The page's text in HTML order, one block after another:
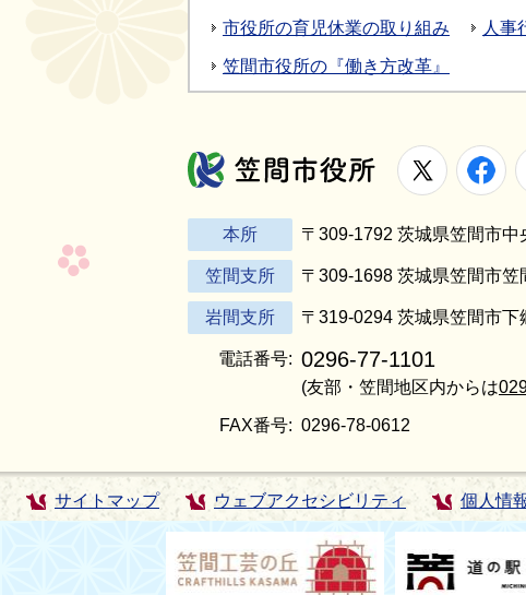
市役所の育児休業の取り組み 人事
笠間市役所の『働き方改革』
笠間市役所
X
本所 〒309-1792 茨城県笠間市中
笠間支所 〒309-1698 茨城県笠間市笠
岩間支所 〒319-0294 茨城県笠間市下
電話番号: 0296-77-1101
(友部・笠間地区内からは
FAX番号: 0296-78-0612
サイトマップ ウェブアクセシビリティ 個人情